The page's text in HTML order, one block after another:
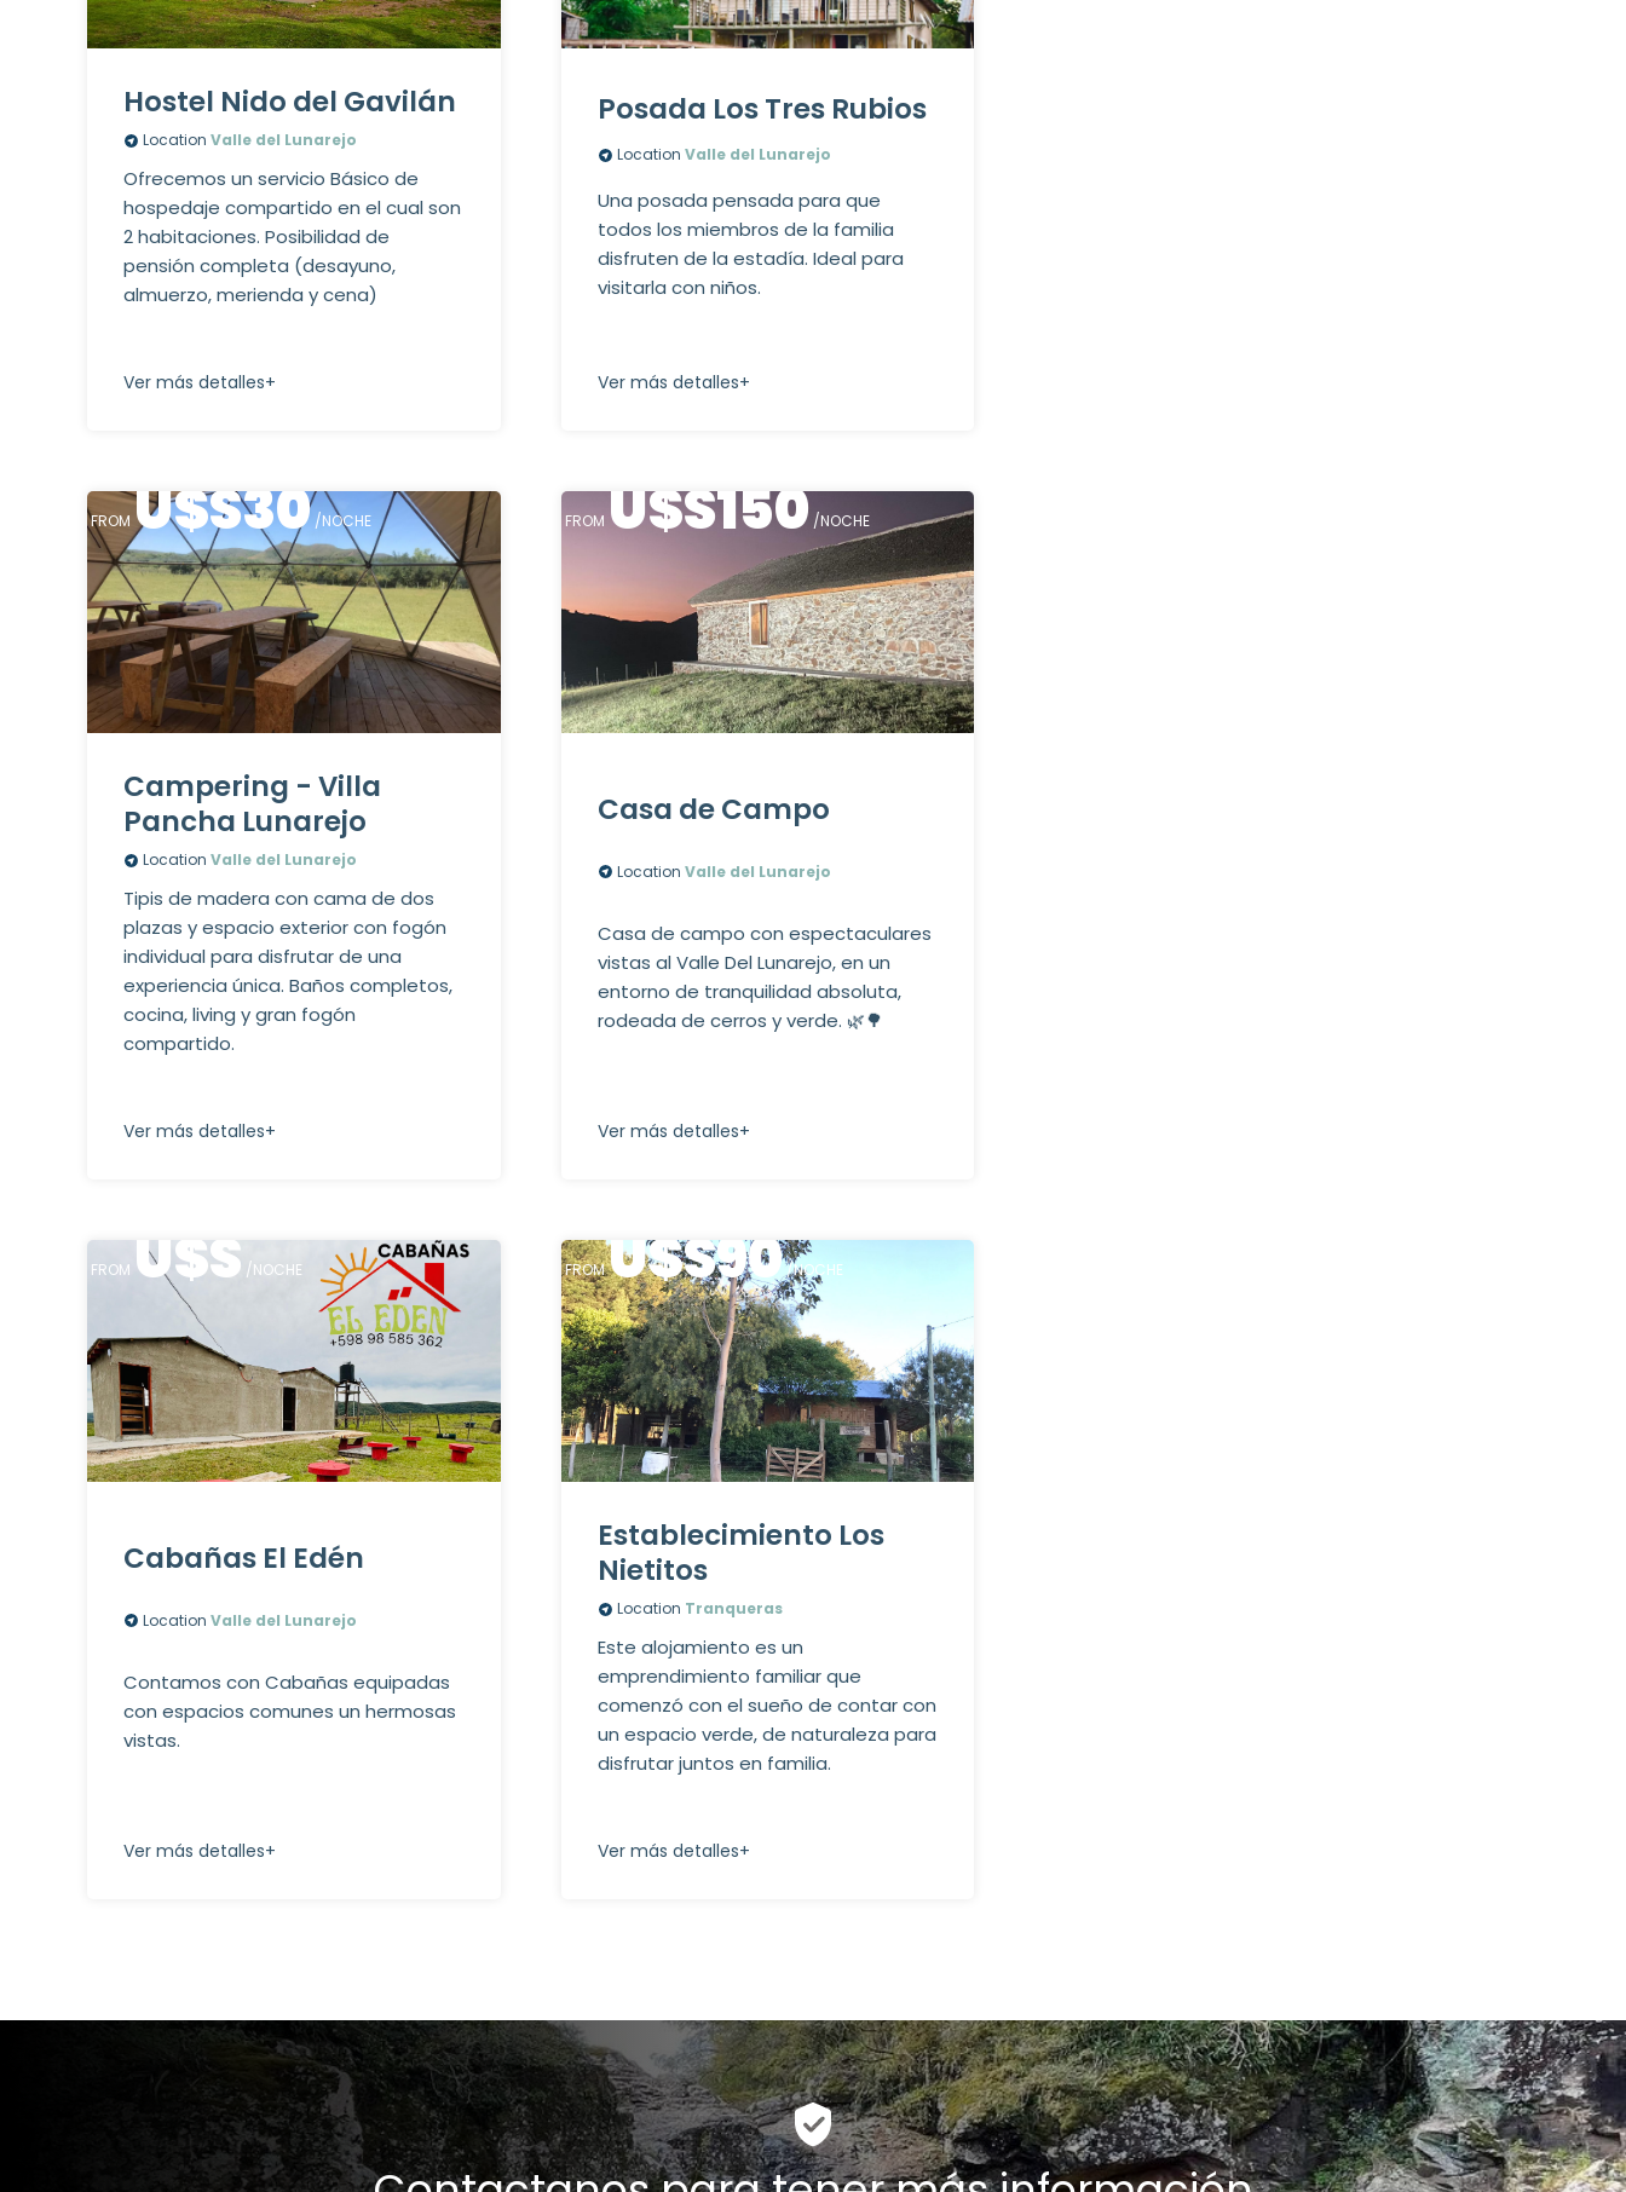
Hostel Nido del Gavilán
Location Valle del Lunarejo
Ofrecemos un servicio Básico de
hospedaje compartido en el cual son
2 habitaciones. Posibilidad de
pensión completa (desayuno,
almuerzo, merienda y cena)
Ver más detalles+
Posada Los Tres Rubios
Location Valle del Lunarejo
Una posada pensada para que
todos los miembros de la familia
disfruten de la estadía. Ideal para
visitarla con niños.
Ver más detalles+
FROM U$S30 /NOCHE
Campering - Villa
Pancha Lunarejo
Location Valle del Lunarejo
Tipis de madera con cama de dos
plazas y espacio exterior con fogón
individual para disfrutar de una
experiencia única. Baños completos,
cocina, living y gran fogón
compartido.
Ver más detalles+
FROM U$S150 /NOCHE
Casa de Campo
Location Valle del Lunarejo
Casa de campo con espectaculares
vistas al Valle Del Lunarejo, en un
entorno de tranquilidad absoluta,
rodeada de cerros y verde. 🌿🌳
Ver más detalles+
FROM U$S /NOCHE
Cabañas El Edén
Location Valle del Lunarejo
Contamos con Cabañas equipadas
con espacios comunes un hermosas
vistas.
Ver más detalles+
FROMU$S90/NOCHE
Establecimiento Los
Nietitos
Location Tranqueras
Este alojamiento es un
emprendimiento familiar que
comenzó con el sueño de contar con
un espacio verde, de naturaleza para
disfrutar juntos en familia.
Ver más detalles+